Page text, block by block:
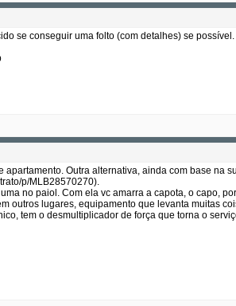
se conseguir uma folto (com detalhes) se possível.
Outra alternativa, ainda com base na
p/MLB28570270).
no paiol. Com ela vc amarra a capota, o capo,
outros lugares, equipamento que levanta muitas
tem o desmultiplicador de força que torna o